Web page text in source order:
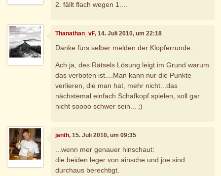
2. fällt flach wegen 1....
Thanathan_vF, 14. Juli 2010, um 22:18
Danke fürs selber melden der Klopferrunde..
Ach ja, des Rätsels Lösung leigt im Grund warum
das verboten ist....Man kann nur die Punkte
verlieren, die man hat, mehr nicht...das
nächstemal einfach Schafkopf spielen, soll gar
nicht soooo schwer sein... ;)
janth, 15. Juli 2010, um 09:35
...wenn mer genauer hinschaut:
die beiden leger von ainsche und joe sind
durchaus berechtigt.